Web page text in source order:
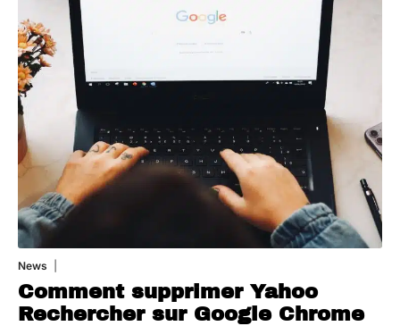
News
Comment supprimer Yahoo
Rechercher sur Google Chrome